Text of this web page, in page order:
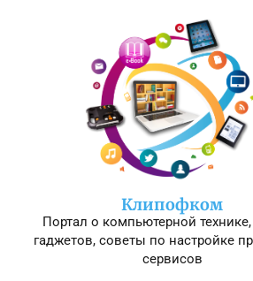
Клипофком
Портал о компьютерной
гаджетов, советы по настройке
сервисов